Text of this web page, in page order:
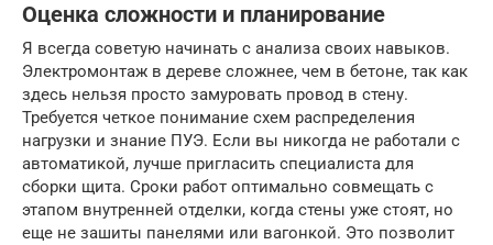
Оценка сложности и планирование
Я всегда советую начинать с анализа своих навыков.
Электромонтаж в дереве сложнее, чем в бетоне, так как
здесь нельзя просто замуровать провод в стену.
Требуется четкое понимание схем распределения
нагрузки и знание ПУЭ. Если вы никогда не работали с
автоматикой, лучше пригласить специалиста для
сборки щита. Сроки работ оптимально совмещать с
этапом внутренней отделки, когда стены уже стоят, но
еще не зашиты панелями или вагонкой. Это позволит